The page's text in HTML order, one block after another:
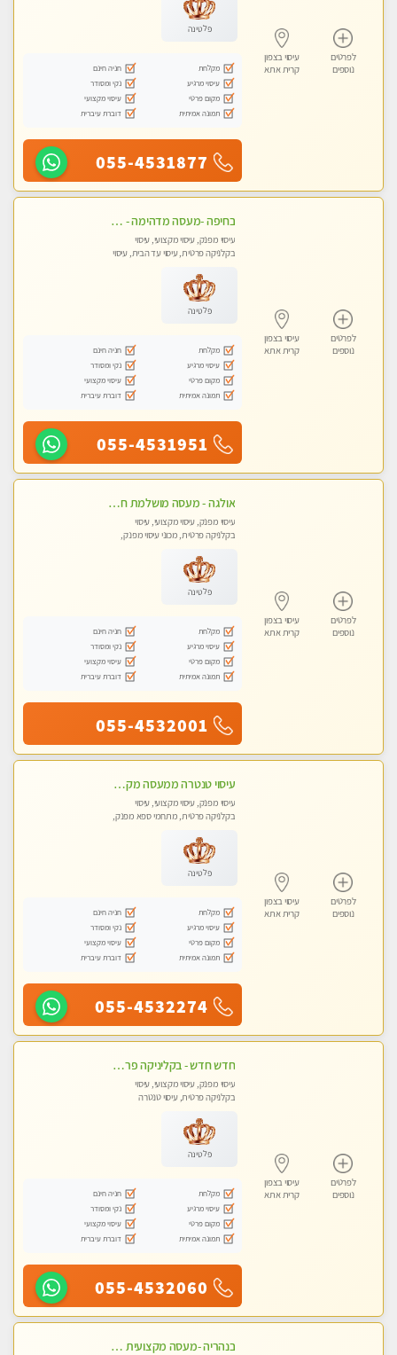
לפרטים
נוספים
עיסוי בצפון
קרית אתא
פלטינה
מקלחת
חניה חינם
עיסוי מרגיע
נקי ומסודר
מקום פרטי
עיסוי מקצועי
תמונה אמיתית
דוברת עיברית
055-4531877
לפרטים
נוספים
עיסוי בצפון
קרית אתא
בחיפה -מעסה מדהימה - כל סוגי העיסויים מעסה מקצועית ואיכותית פרטי!!!
עיסוי מפנק, עיסוי מקצועי, עיסוי
בקלניקה פרטית, עיסוי עד הבית, עיסוי
פלטינה
מקלחת
חניה חינם
עיסוי מרגיע
נקי ומסודר
מקום פרטי
עיסוי מקצועי
תמונה אמיתית
דוברת עיברית
055-4531951
לפרטים
נוספים
עיסוי בצפון
קרית אתא
אולגה - מעסה מושלמת חדשה בעיר ! בחיפה- טל 052-5738058
עיסוי מפנק, עיסוי מקצועי, עיסוי
בקלניקה פרטית, מכוני עיסוי מפנק,
פלטינה
מקלחת
חניה חינם
עיסוי מרגיע
נקי ומסודר
מקום פרטי
עיסוי מקצועי
תמונה אמיתית
דוברת עיברית
055-4532001
לפרטים
נוספים
עיסוי בצפון
קרית אתא
עיסוי טנטרה ממעסה מקצועית חוויה מעולם אחר שכל אחד צריך לנסות ללא מין !!!
עיסוי מפנק, עיסוי מקצועי, עיסוי
בקלניקה פרטית, מתחמי ספא מפנק,
פלטינה
מקלחת
חניה חינם
עיסוי מרגיע
נקי ומסודר
מקום פרטי
עיסוי מקצועי
תמונה אמיתית
דוברת עיברית
055-4532274
לפרטים
נוספים
עיסוי בצפון
קרית אתא
חדש חדש - בקליניקה פרטית עיסוי לחידוש אנרגיות עיסוי חלומי מומלץ מאוד !
עיסוי מפנק, עיסוי מקצועי, עיסוי
בקלניקה פרטית, עיסוי טנטרה
פלטינה
מקלחת
חניה חינם
עיסוי מרגיע
נקי ומסודר
מקום פרטי
עיסוי מקצועי
תמונה אמיתית
דוברת עיברית
055-4532060
בנהריה -מעסה מקצועית צעירה ואיכותית לעיסוי מרגיע ומפנק VIP-מומלץ לחלוטין! פרטי! ​​​​​​ Highly recommended